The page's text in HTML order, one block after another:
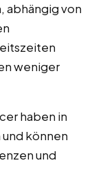
abhängig von
weniger
haben in
können
und